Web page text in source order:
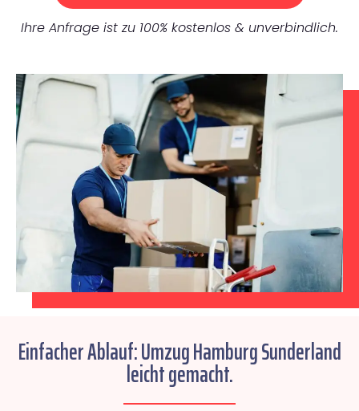
Ihre Anfrage ist zu 100% kostenlos & unverbindlich.
Einfacher Ablauf: Umzug Hamburg Sunderland
leicht gemacht.